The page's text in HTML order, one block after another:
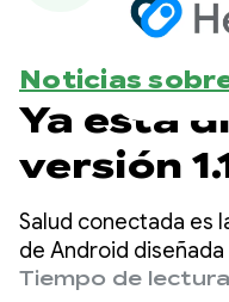
Noticias
Ya está
versión
Jetpack
Salud conectada es
de Android
conectividad entre
Tiempo de